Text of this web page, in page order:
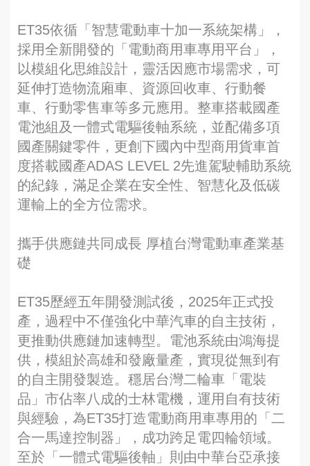
ET35依循「智慧電動車十加一系統架構」，
採用全新開發的「電動商用車專用平台」，
以模組化思維設計，靈活因應市場需求，可
延伸打造物流廂車、資源回收車、行動餐
車、行動零售車等多元應用。整車搭載國產
電池組及一體式電驅後軸系統，並配備多項
國產關鍵零件，更創下國內中型商用貨車首
度搭載國產ADAS LEVEL 2先進駕駛輔助系統
的紀錄，滿足企業在安全性、智慧化及低碳
運輸上的全方位需求。
攜手供應鏈共同成長 厚植台灣電動車產業基
礎
ET35歷經五年開發測試後，2025年正式投
產，過程中不僅強化中華汽車的自主技術，
更推動供應鏈加速轉型。電池系統由鴻海提
供，模組於高雄和發廠量產，實現從無到有
的自主開發製造。穩居台灣二輪車「電裝
品」市佔率八成的士林電機，運用自有技術
與經驗，為ET35打造電動商用車專用的「二
合一馬達控制器」，成功跨足電四輪領域。
至於「一體式電驅後軸」則由中華台亞承接